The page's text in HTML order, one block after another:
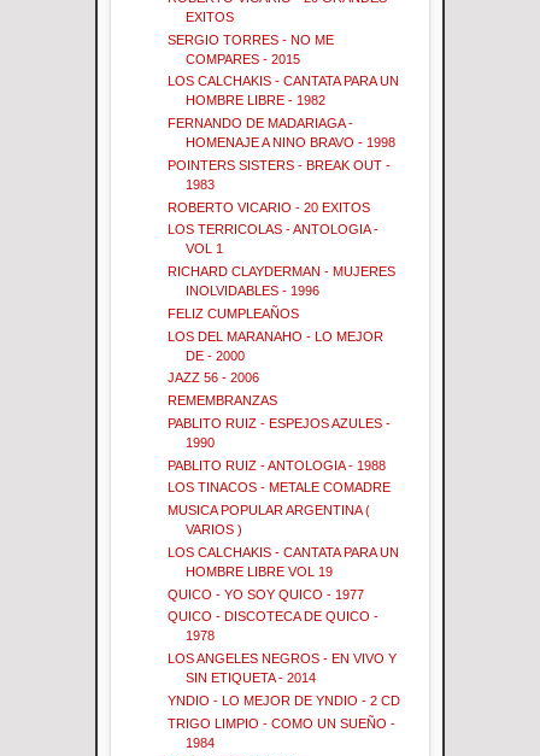
EXITOS
SERGIO TORRES - NO ME
COMPARES - 2015
LOS CALCHAKIS - CANTATA PARA UN
HOMBRE LIBRE - 1982
FERNANDO DE MADARIAGA -
HOMENAJE A NINO BRAVO - 1998
POINTERS SISTERS - BREAK OUT -
1983
ROBERTO VICARIO - 20 EXITOS
LOS TERRICOLAS - ANTOLOGIA -
VOL 1
RICHARD CLAYDERMAN - MUJERES
INOLVIDABLES - 1996
FELIZ CUMPLEAÑOS
LOS DEL MARANAHO - LO MEJOR
DE - 2000
JAZZ 56 - 2006
REMEMBRANZAS
PABLITO RUIZ - ESPEJOS AZULES -
1990
PABLITO RUIZ - ANTOLOGIA - 1988
LOS TINACOS - METALE COMADRE
MUSICA POPULAR ARGENTINA (
VARIOS )
LOS CALCHAKIS - CANTATA PARA UN
HOMBRE LIBRE VOL 19
QUICO - YO SOY QUICO - 1977
QUICO - DISCOTECA DE QUICO -
1978
LOS ANGELES NEGROS - EN VIVO Y
SIN ETIQUETA - 2014
YNDIO - LO MEJOR DE YNDIO - 2 CD
TRIGO LIMPIO - COMO UN SUEÑO -
1984